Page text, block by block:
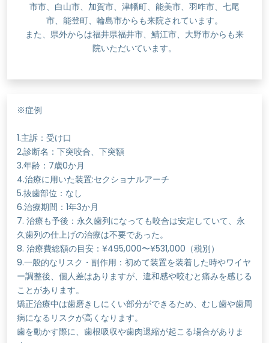
市市、白山市、加賀市、津幡町、能美市、羽咋市、七尾
市、能登町、輪島市からも来院されています。
また、県外からは福井県福井市、鯖江市、大野市からも来
院いただいています。
※症例
1.主訴：受け口
2.診断名：下突咬合、下突額
3.年齢：7歳0か月
4.治療に用いた装置:セクショナルアーチ
5.抜歯部位：なし
6.治療期間：1年3か月
7. 治療も予後：永久歯列になっても咬合は安定していて、永
久歯列の仕上げの治療は不要であった。
8. 治療費総額の目安：¥495,000〜¥531,000（税別）
9.一般的なリスク・副作用：初めて装置を装着した時やワイヤ
ー調整後、個人差はありますが、違和感や咬むと痛みを感じる
ことがあります。
矯正治療中は歯磨きしにくい部分ができるため、むし歯や歯周
病になるリスクが高くなります。
歯を動かす際に、歯根吸収や歯肉退縮が起こる場合がありま